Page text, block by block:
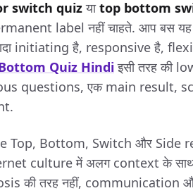
switch quizयाtop bottom
label नहीं चाहते. आप बस
initiating है, responsive है,
Quiz Hindiइसी तरह की
questions, एक main result,
Bottom, Switch और Side
culture में अलग context के साथ
की तरह नहीं,